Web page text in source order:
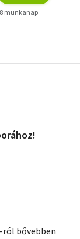
8 munkanap
bővebben